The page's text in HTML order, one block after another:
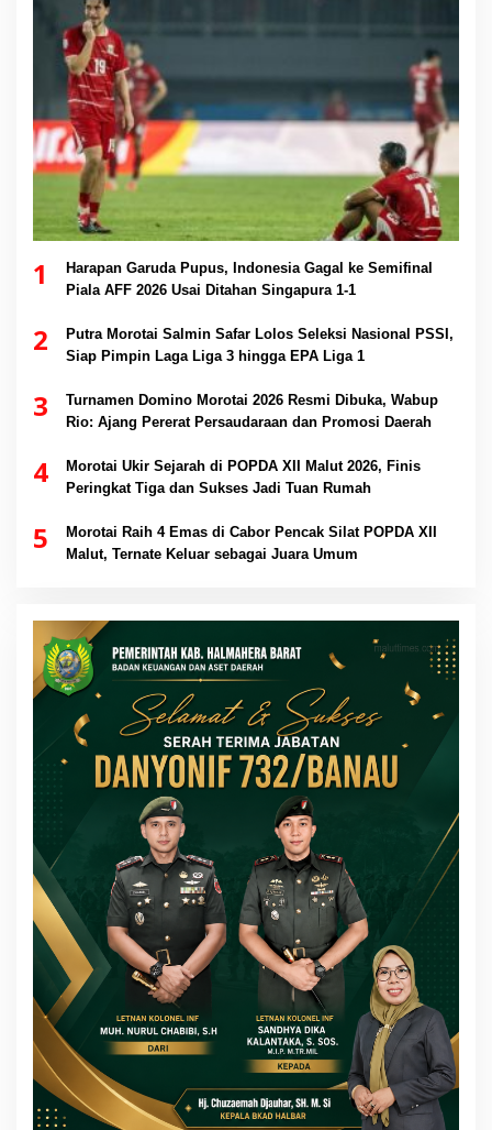
1
Harapan Garuda Pupus, Indonesia Gagal ke Semifinal
Piala AFF 2026 Usai Ditahan Singapura 1-1
2
Putra Morotai Salmin Safar Lolos Seleksi Nasional PSSI,
Siap Pimpin Laga Liga 3 hingga EPA Liga 1
3
Turnamen Domino Morotai 2026 Resmi Dibuka, Wabup
Rio: Ajang Pererat Persaudaraan dan Promosi Daerah
4
Morotai Ukir Sejarah di POPDA XII Malut 2026, Finis
Peringkat Tiga dan Sukses Jadi Tuan Rumah
5
Morotai Raih 4 Emas di Cabor Pencak Silat POPDA XII
Malut, Ternate Keluar sebagai Juara Umum